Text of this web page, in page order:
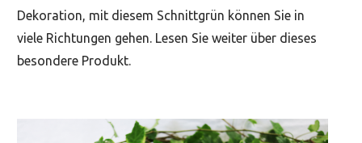
Dekoration, mit diesem Schnittgrün können Sie in
viele Richtungen gehen. Lesen Sie weiter über dieses
besondere Produkt.